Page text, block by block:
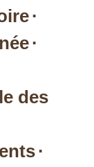
·
·
des
·